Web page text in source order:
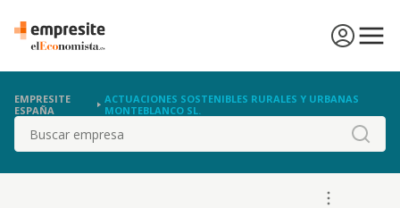
EMPRESITE
ESPAÑA
ACTUACIONES SOSTENIBLES RURALES Y URBANAS
MONTEBLANCO SL.
Buscar